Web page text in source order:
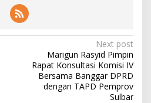
Next post
Marigun Rasyid Pimpin
Rapat Konsultasi Komisi IV
Bersama Banggar DPRD
dengan TAPD Pemprov
Sulbar